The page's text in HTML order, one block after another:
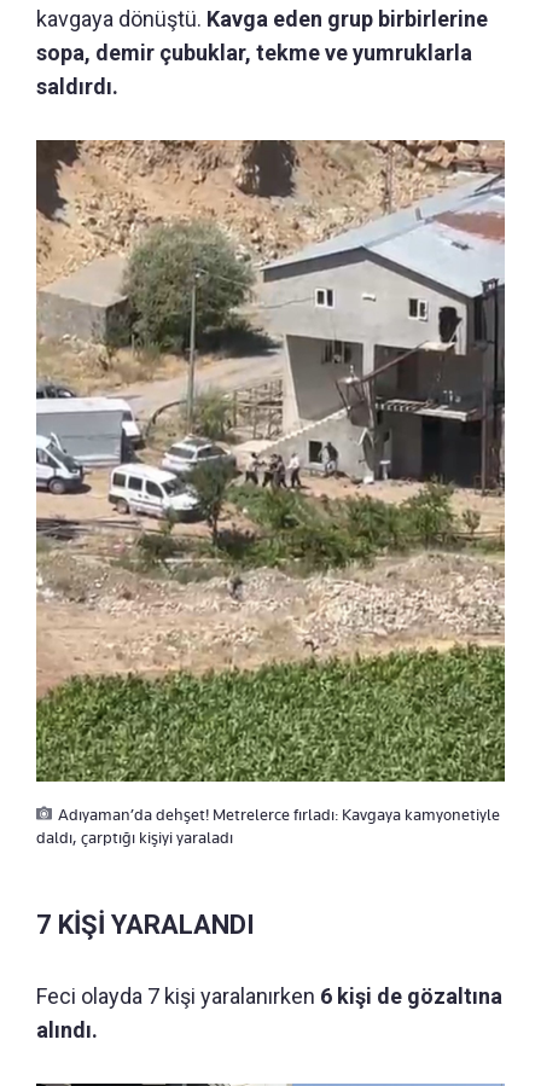
kavgaya dönüştü. Kavga eden grup birbirlerine
sopa, demir çubuklar, tekme ve yumruklarla
saldırdı.
Adıyaman’da dehşet! Metrelerce fırladı: Kavgaya kamyonetiyle
daldı, çarptığı kişiyi yaraladı
7 KİŞİ YARALANDI
Feci olayda 7 kişi yaralanırken 6 kişi de gözaltına
alındı.